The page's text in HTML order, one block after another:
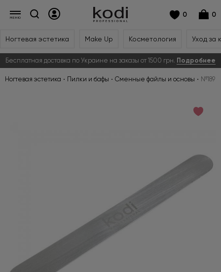
0 0
Ногтевая эстетика Make Up Косметология Уход за
Бесплатная доставка по Украине на заказы от 1500 грн. Подробнее
Ногтевая эстетика Пилки и бафы Сменные файлы и основы №189